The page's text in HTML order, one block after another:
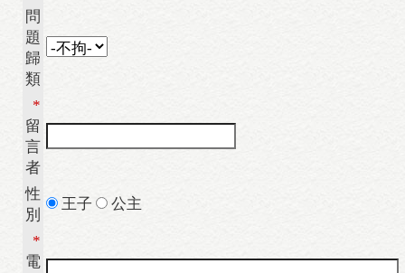
問
題
歸
類
*
留
言
者
性
別
王子 公主
*
電